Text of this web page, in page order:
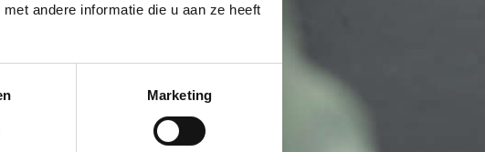
andere informatie die u aan ze heeft
Marketing